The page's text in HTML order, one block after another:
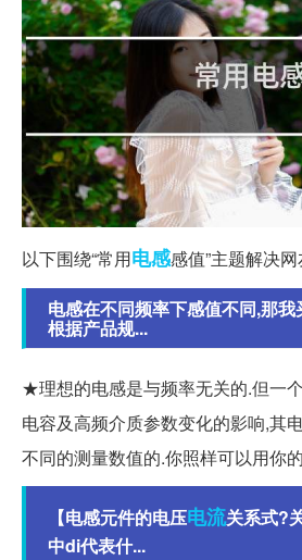
以下围绕“常用电感感值”主题解决
电感在不同频率下感值不同,那
根据产品规...
★理想的电感是与频率无关的.但一
电容及高频介质参数变化的影响,其
不同的测量数值的.你照样可以用你的
【电感元件的电压电流关系式?
中di代表什...